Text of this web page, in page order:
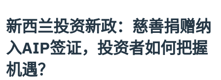
新西兰投资新政：慈善捐赠纳
入AIP签证，投资者如何把握
机遇？